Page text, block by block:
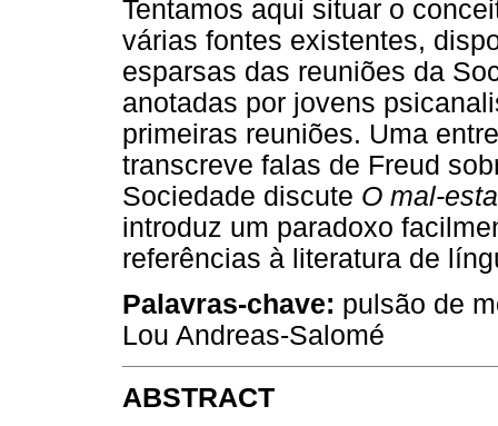
Tentamos aqui situar o
várias fontes existentes,
esparsas das reuniões da
anotadas por jovens
primeiras reuniões. Uma
transcreve falas de Freud
Sociedade discute O mal-
introduz um paradoxo
referências à literatura de
Palavras-chave: pulsão de
Lou Andreas-Salomé
ABSTRACT